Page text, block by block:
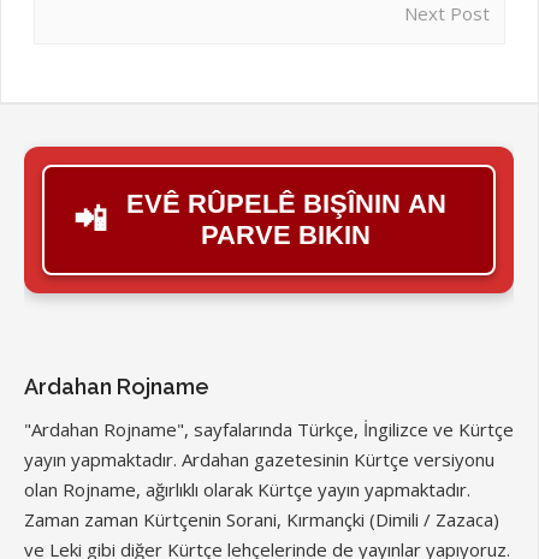
Next Post
📲
EVÊ RÛPELÊ BIŞÎNIN AN
PARVE BIKIN
Ardahan Rojname
"Ardahan Rojname", sayfalarında Türkçe, İngilizce ve Kürtçe
yayın yapmaktadır. Ardahan gazetesinin Kürtçe versiyonu
olan Rojname, ağırlıklı olarak Kürtçe yayın yapmaktadır.
Zaman zaman Kürtçenin Sorani, Kırmançki (Dimili / Zazaca)
ve Leki gibi diğer Kürtçe lehçelerinde de yayınlar yapıyoruz.